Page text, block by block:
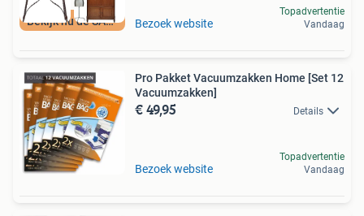
Bekijk nu de SALE Bezoek website
Topadvertentie
Vandaag
Pro Pakket Vacuumzakken Home [Set 12
Vacuumzakken]
€ 49,95 Details
Bezoek website
Topadvertentie
Vandaag